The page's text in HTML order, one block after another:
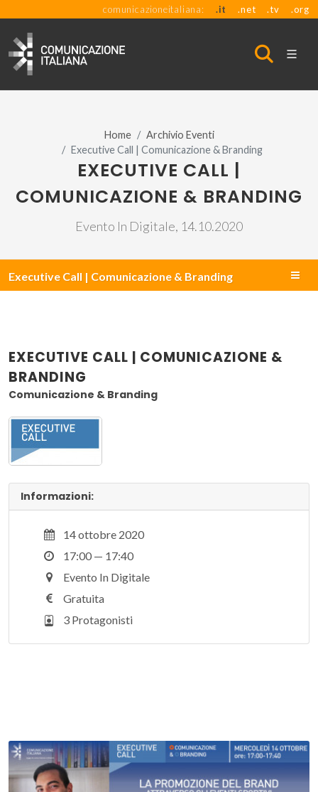
comunicazioneitaliana: .it .net .tv .org
Home
Archivio Eventi
Executive Call | Comunicazione & Branding
EXECUTIVE CALL |
COMUNICAZIONE & BRANDING
Evento In Digitale, 14.10.2020
Executive Call | Comunicazione & Branding
EXECUTIVE CALL | COMUNICAZIONE &
BRANDING
Comunicazione & Branding
Informazioni:
14 ottobre 2020
17:00 — 17:40
Evento In Digitale
Gratuita
3 Protagonisti